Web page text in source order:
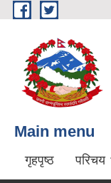
Skip to main content
Main menu
गृहपृष्ठ परिचय